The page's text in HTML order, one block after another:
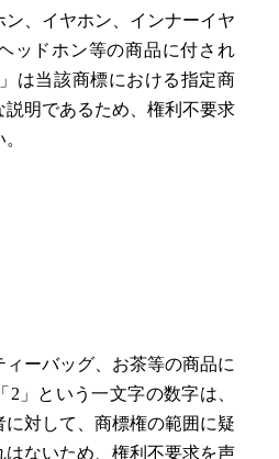
ン、イヤホン、インナーイヤ
ッドホン等の商品に付され
」は当該商標における指定商
明であるため、権利不要求
ーバッグ、お茶等の商品に
」という一文字の数字は、
に対して、商標権の範囲に疑
ないため、権利不要求を声